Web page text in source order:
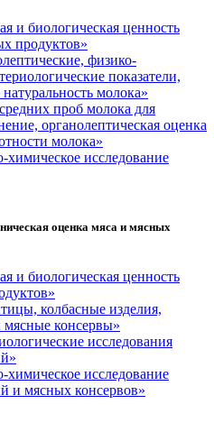
и биологическая ценность
продуктов»
физико-
показатели,
молока»
проб молока для
органолептическая оценка
молока»
исследование
оценка мяса и мясных
и биологическая ценность
колбасные изделия,
мясные консервы»
исследования
исследование
и мясных консервов»